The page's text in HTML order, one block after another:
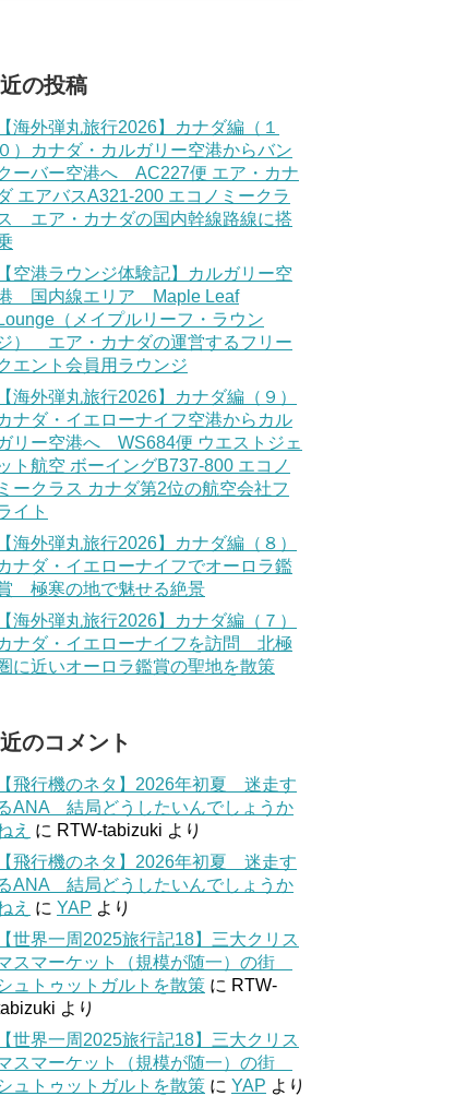
の投稿
【海外弾丸旅行2026】カナダ編（１
０）カナダ・カルガリー空港からバン
ーバー空港へ AC227便 エア・カナ
エアバスA321-200 エコノミークラ
エア・カナダの国内幹線路線に搭
【空港ラウンジ体験記】カルガリー空
国内線エリア Maple Leaf
Lounge（メイプルリーフ・ラウン
） エア・カナダの運営するフリー
エント会員用ラウンジ
【海外弾丸旅行2026】カナダ編（９）
ナダ・イエローナイフ空港からカル
リー空港へ WS684便 ウエストジェ
ト航空 ボーイングB737-800 エコノ
ミークラス カナダ第2位の航空会社フ
イト
【海外弾丸旅行2026】カナダ編（８）
ナダ・イエローナイフでオーロラ鑑
極寒の地で魅せる絶景
【海外弾丸旅行2026】カナダ編（７）
ナダ・イエローナイフを訪問 北極
に近いオーロラ鑑賞の聖地を散策
のコメント
【飛行機のネタ】2026年初夏 迷走す
ANA 結局どうしたいんでしょうか
え に RTW-tabizuki より
【飛行機のネタ】2026年初夏 迷走す
ANA 結局どうしたいんでしょうか
え に YAP より
【世界一周2025旅行記18】三大クリス
スマーケット（規模が随一）の街
ュトゥットガルトを散策 に RTW-
より
【世界一周2025旅行記18】三大クリス
スマーケット（規模が随一）の街
ュトゥットガルトを散策 に YAP より